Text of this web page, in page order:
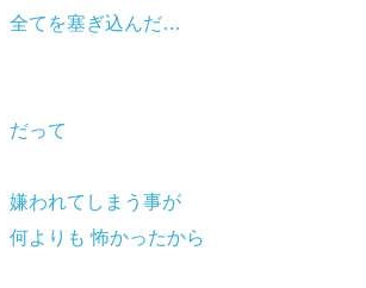
鏡に映る 自分にさえ
全てを塞ぎ込んだ…
嫌われてしまう事が
何よりも 怖かったから